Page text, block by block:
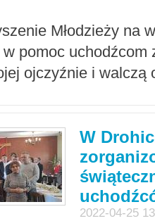
Młodzieży na
pomoc uchodźcom
ojczyźnie i walczą
W
2022-04-25